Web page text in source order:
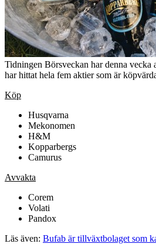
Tidningen Börsveckan har denna vecka
har hittat hela fem aktier som är
Köp
Husqvarna
Mekonomen
H&M
Kopparbergs
Camurus
Avvakta
Corem
Volati
Pandox
Läs även: Bufab är tillväxtbolaget som